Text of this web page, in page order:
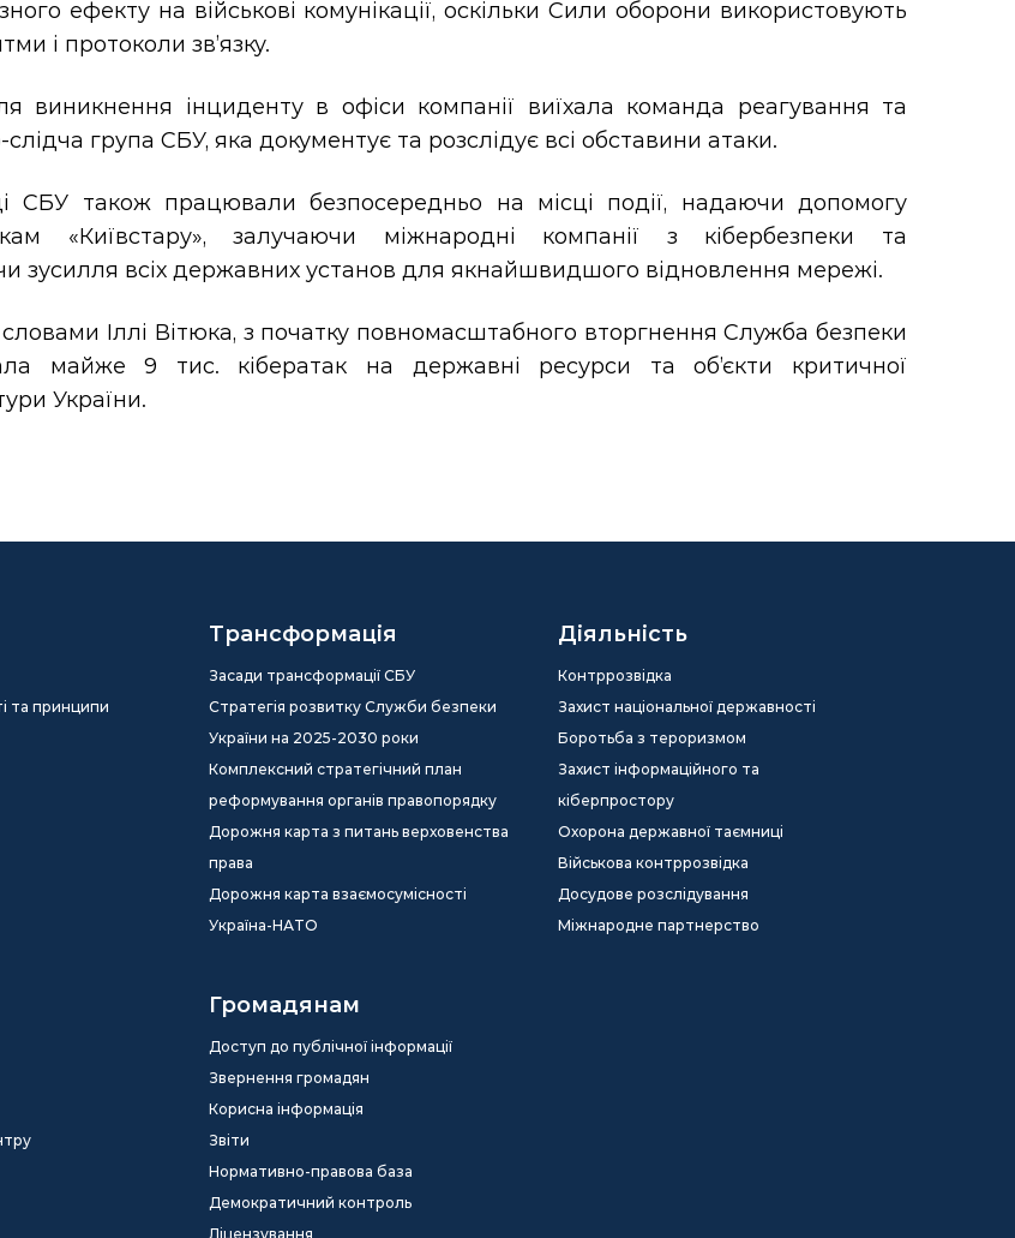
ефекту на військові комунікації, оскільки Сили оборони використовують
і протоколи зв’язку.
виникнення інциденту в офіси компанії виїхала команда реагування та
група СБУ, яка документує та розслідує всі обставини атаки.
СБУ також працювали безпосередньо на місці події, надаючи допомогу
«Київстару», залучаючи міжнародні компанії з кібербезпеки та
зусилля всіх державних установ для якнайшвидшого відновлення мережі.
Іллі Вітюка, з початку повномасштабного вторгнення Служба безпеки
майже 9 тис. кібератак на державні ресурси та об’єкти критичної
України.
та принципи
Трансформація
Засади трансформації СБУ
Стратегія розвитку Служби безпеки
України на 2025-2030 роки
Комплексний стратегічний план
реформування органів правопорядку
Дорожня карта з питань верховенства
права
Дорожня карта взаємосумісності
Україна-НАТО
Діяльність
Контррозвідка
Захист національної державності
Боротьба з тероризмом
Захист інформаційного та
кіберпростору
Охорона державної таємниці
Військова контррозвідка
Досудове розслідування
Міжнародне партнерство
Громадянам
Доступ до публічної інформації
Звернення громадян
Корисна інформація
Звіти
Нормативно-правова база
Демократичний контроль
Ліцензування